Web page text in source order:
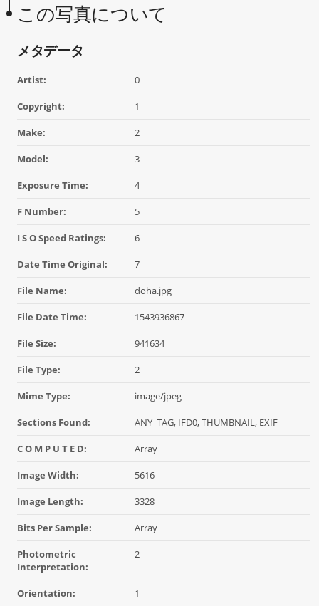
この写真について
メタデータ
Artist: 0
Copyright: 1
Make: 2
Model: 3
Exposure Time: 4
F Number: 5
I S O Speed Ratings: 6
Date Time Original: 7
File Name: doha.jpg
File Date Time: 1543936867
File Size: 941634
File Type: 2
Mime Type: image/jpeg
Sections Found: ANY_TAG, IFD0, THUMBNAIL, EXIF
C O M P U T E D: Array
Image Width: 5616
Image Length: 3328
Bits Per Sample: Array
Photometric
Interpretation:
2
Orientation: 1